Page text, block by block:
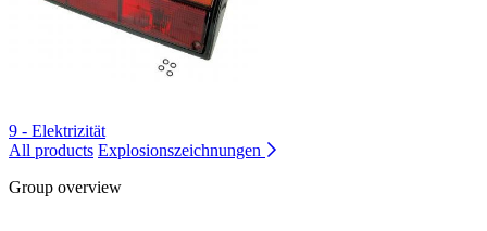
9 - Elektrizität
All products Explosionszeichnungen
Group overview